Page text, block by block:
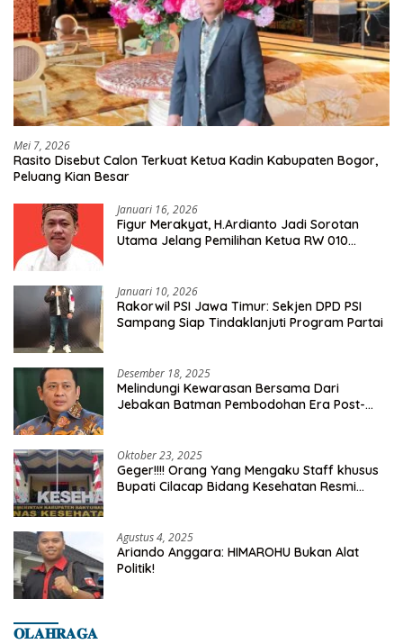
Mei 7, 2026
Rasito Disebut Calon Terkuat Ketua Kadin Kabupaten Bogor,
Peluang Kian Besar
Januari 16, 2026
Figur Merakyat, H.Ardianto Jadi Sorotan
Utama Jelang Pemilihan Ketua RW 010
Januari 10, 2026
Rakorwil PSI Jawa Timur: Sekjen DPD PSI
Sampang Siap Tindaklanjuti Program Partai
Desember 18, 2025
Melindungi Kewarasan Bersama Dari
Jebakan Batman Pembodohan Era Post-
Oktober 23, 2025
Geger!!!! Orang Yang Mengaku Staff khusus
Bupati Cilacap Bidang Kesehatan Resmi
Agustus 4, 2025
Ariando Anggara: HIMAROHU Bukan Alat
Politik!
𝐎𝐋𝐀𝐇𝐑𝐀𝐆𝐀